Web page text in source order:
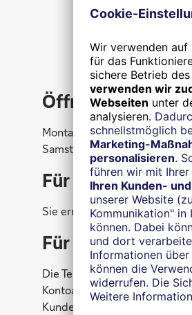
Wir
Vereinbaren
Öffnungzeiten:
Montag - Freitag 08.00 –
Samstag 09.00 – 15.00 Uhr
Für Neukunden:
Sie erreichen uns per
Für Kunden:
Die Telefonnummer Ihres
Kontoauszug oder in dieser
Kundenservice wie gewohnt